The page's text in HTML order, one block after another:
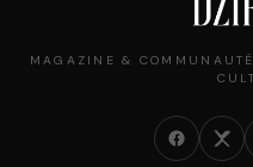
MAGAZINE &